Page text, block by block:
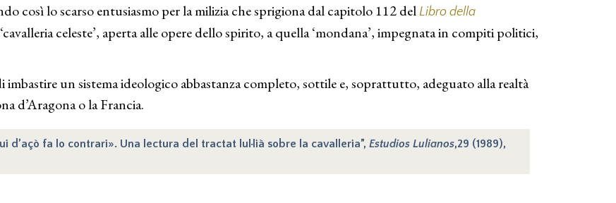
così lo scarso entusiasmo per la milizia che sprigiona dal capitolo 112 del Libro della
celeste’, aperta alle opere dello spirito, a quella ‘mondana’, impegnata in compiti politici,
imbastire un sistema ideologico abbastanza completo, sottile e, soprattutto, adeguato alla realtà
d’Aragona o la Francia.
d’açò fa lo contrari». Una lectura del tractat lul·lià sobre la cavalleria”, Estudios Lulianos,29 (1989),